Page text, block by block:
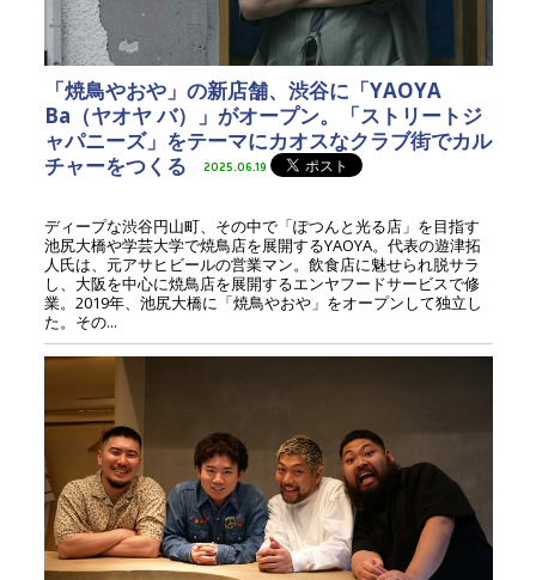
「焼鳥やおや」の新店舗、渋谷に「YAOYA
Ba（ヤオヤ バ）」がオープン。「ストリートジ
ャパニーズ」をテーマにカオスなクラブ街でカル
チャーをつくる
2025.06.19
ディープな渋谷円山町、その中で「ぽつんと光る店」を目指す
池尻大橋や学芸大学で焼鳥店を展開するYAOYA。代表の遊津拓
人氏は、元アサヒビールの営業マン。飲食店に魅せられ脱サラ
し、大阪を中心に焼鳥店を展開するエンヤフードサービスで修
業。2019年、池尻大橋に「焼鳥やおや」をオープンして独立し
た。その...